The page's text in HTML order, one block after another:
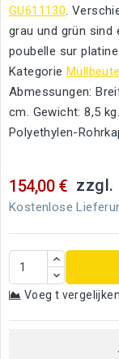
GU611130.
grau und grün sind
poubelle sur
Kategorie
Abmessungen:
cm. Gewicht: 8,5
Polyethylen-
154,00 € zzgl.
Kostenlose
Voeg t vergelijken